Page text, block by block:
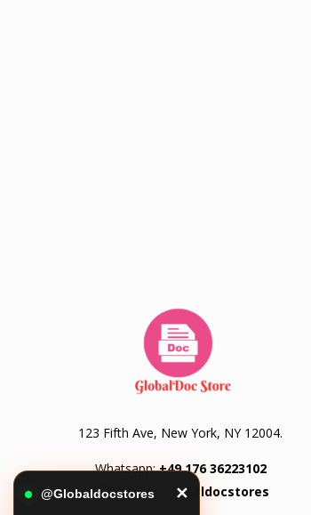
123 Fifth Ave, New York, NY 12004.
Whatsapp:+49 176 36223102
Telegram:@Globaldocstores
@Globaldocstores ✕